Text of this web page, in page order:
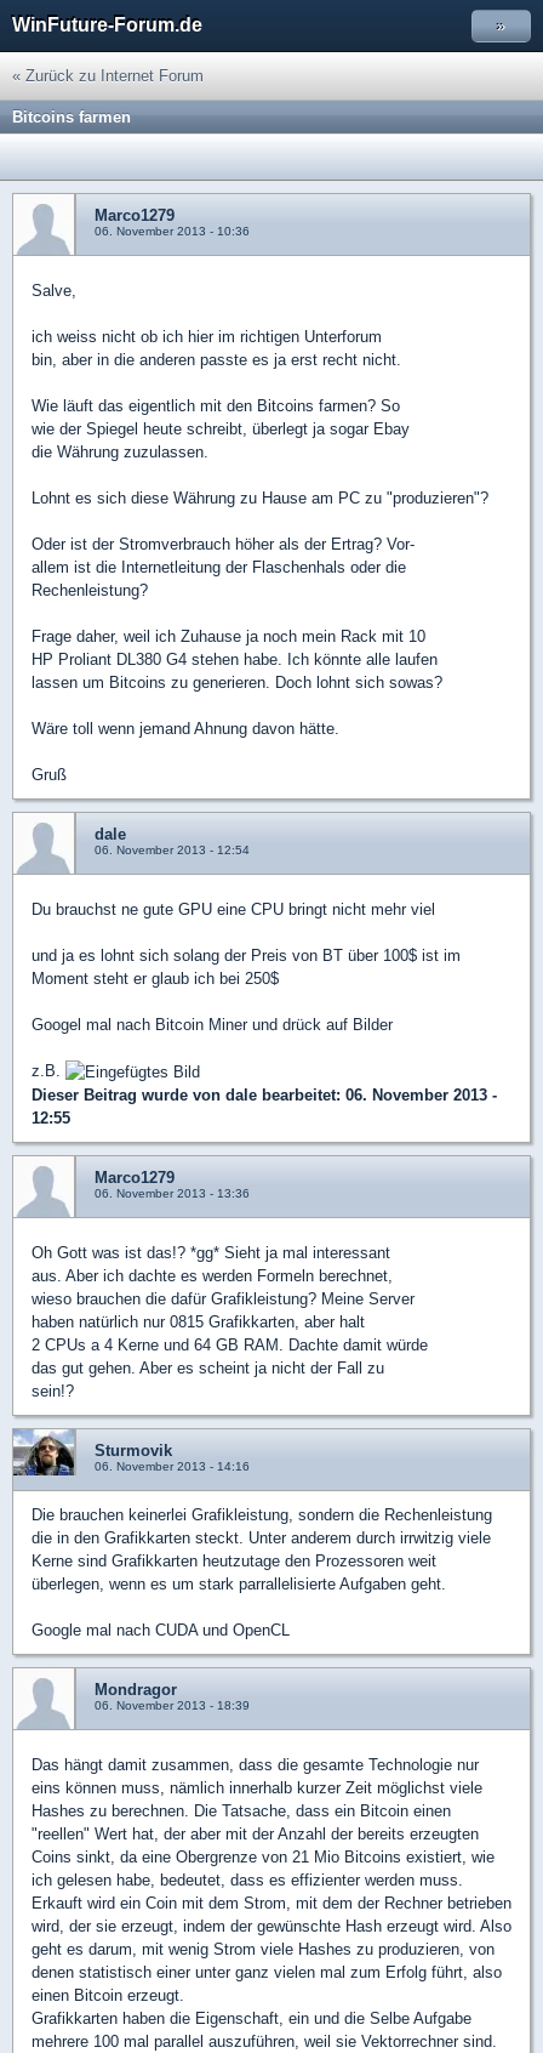
WinFuture-Forum.de »
« Zurück zu Internet Forum
Bitcoins farmen
Marco1279
06. November 2013 - 10:36
Salve,
ich weiss nicht ob ich hier im richtigen Unterforum
bin, aber in die anderen passte es ja erst recht nicht.
Wie läuft das eigentlich mit den Bitcoins farmen? So
wie der Spiegel heute schreibt, überlegt ja sogar Ebay
die Währung zuzulassen.
Lohnt es sich diese Währung zu Hause am PC zu "produzieren"?
Oder ist der Stromverbrauch höher als der Ertrag? Vor-
allem ist die Internetleitung der Flaschenhals oder die
Rechenleistung?
Frage daher, weil ich Zuhause ja noch mein Rack mit 10
HP Proliant DL380 G4 stehen habe. Ich könnte alle laufen
lassen um Bitcoins zu generieren. Doch lohnt sich sowas?
Wäre toll wenn jemand Ahnung davon hätte.
Gruß
dale
06. November 2013 - 12:54
Du brauchst ne gute GPU eine CPU bringt nicht mehr viel
und ja es lohnt sich solang der Preis von BT über 100$ ist im
Moment steht er glaub ich bei 250$
Googel mal nach Bitcoin Miner und drück auf Bilder
z.B.
Dieser Beitrag wurde von dale bearbeitet: 06. November 2013 -
12:55
Marco1279
06. November 2013 - 13:36
Oh Gott was ist das!? *gg* Sieht ja mal interessant
aus. Aber ich dachte es werden Formeln berechnet,
wieso brauchen die dafür Grafikleistung? Meine Server
haben natürlich nur 0815 Grafikkarten, aber halt
2 CPUs a 4 Kerne und 64 GB RAM. Dachte damit würde
das gut gehen. Aber es scheint ja nicht der Fall zu
sein!?
Sturmovik
06. November 2013 - 14:16
Die brauchen keinerlei Grafikleistung, sondern die Rechenleistung
die in den Grafikkarten steckt. Unter anderem durch irrwitzig viele
Kerne sind Grafikkarten heutzutage den Prozessoren weit
überlegen, wenn es um stark parrallelisierte Aufgaben geht.
Google mal nach CUDA und OpenCL
Mondragor
06. November 2013 - 18:39
Das hängt damit zusammen, dass die gesamte Technologie nur
eins können muss, nämlich innerhalb kurzer Zeit möglichst viele
Hashes zu berechnen. Die Tatsache, dass ein Bitcoin einen
"reellen" Wert hat, der aber mit der Anzahl der bereits erzeugten
Coins sinkt, da eine Obergrenze von 21 Mio Bitcoins existiert, wie
ich gelesen habe, bedeutet, dass es effizienter werden muss.
Erkauft wird ein Coin mit dem Strom, mit dem der Rechner betrieben
wird, der sie erzeugt, indem der gewünschte Hash erzeugt wird. Also
geht es darum, mit wenig Strom viele Hashes zu produzieren, von
denen statistisch einer unter ganz vielen mal zum Erfolg führt, also
einen Bitcoin erzeugt.
Grafikkarten haben die Eigenschaft, ein und die Selbe Aufgabe
mehrere 100 mal parallel auszuführen, weil sie Vektorrechner sind.